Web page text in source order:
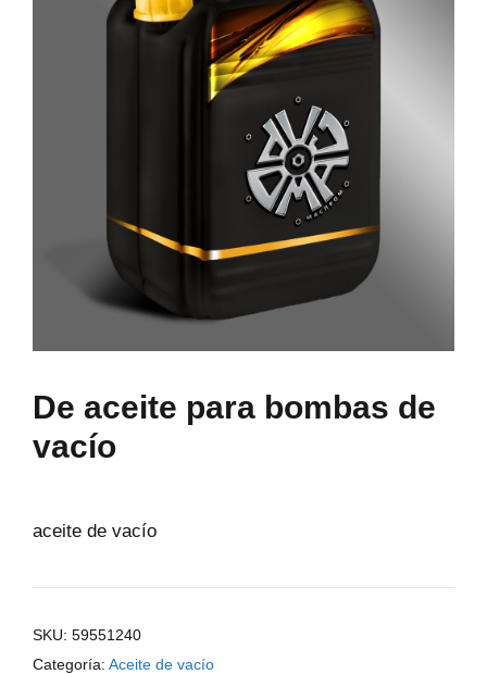
De aceite para bombas de
vacío
aceite de vacío
SKU: 59551240
Categoría: Aceite de vacío